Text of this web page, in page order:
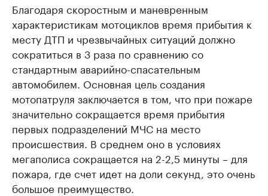
Благодаря скоростным и маневренным
характеристикам мотоциклов время прибытия к
месту ДТП и чрезвычайных ситуаций должно
сократиться в 3 раза по сравнению со
стандартным аварийно-спасательным
автомобилем. Основная цель создания
мотопатруля заключается в том, что при пожаре
значительно сокращается время прибытия
первых подразделений МЧС на место
происшествия. В среднем оно в условиях
мегаполиса сокращается на 2-2,5 минуты – для
пожара, где счет идет на доли секунд, это очень
большое преимущество.